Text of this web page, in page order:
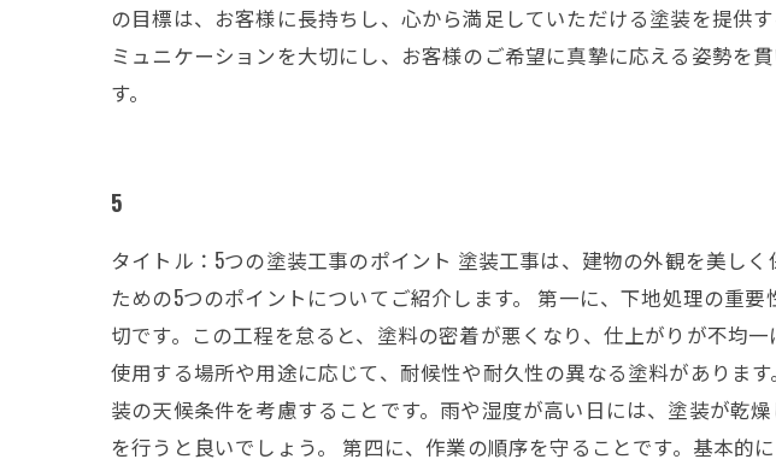
の目標は、お客様に長持ちし、心から満足していただける塗装を提供
ミュニケーションを大切にし、お客様のご希望に真摯に応える姿勢を
す。
5
タイトル：5つの塗装工事のポイント 塗装工事は、建物の外観を美し
ための5つのポイントについてご紹介します。 第一に、下地処理の重
切です。この工程を怠ると、塗料の密着が悪くなり、仕上がりが不均
使用する場所や用途に応じて、耐候性や耐久性の異なる塗料がありま
装の天候条件を考慮することです。雨や湿度が高い日には、塗装が乾
を行うと良いでしょう。 第四に、作業の順序を守ることです。基本